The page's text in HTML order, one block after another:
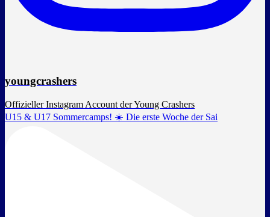
youngcrashers
Offizieller Instagram Account der Young Crashers
U15 & U17 Sommercamps! ☀️ Die erste Woche der Sai